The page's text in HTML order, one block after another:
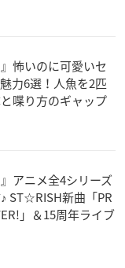
』怖いのに可愛いセ
力6選！人魚を2匹
喋り方のギャップ
』アニメ全4シリーズ
ST☆RISH新曲「PR
」＆15周年ライブ